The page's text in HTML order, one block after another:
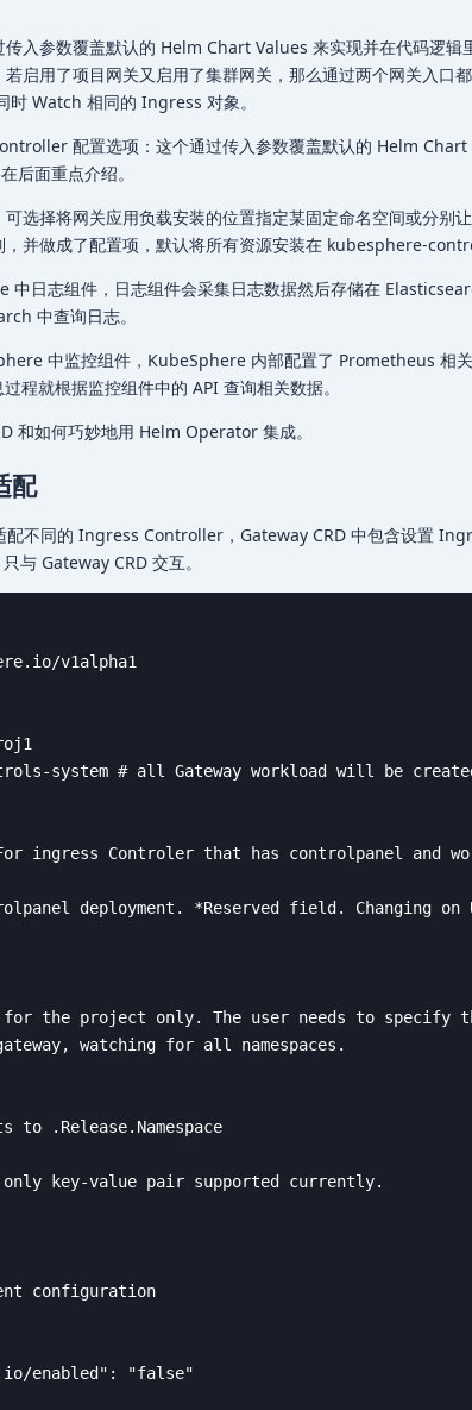
入参数覆盖默认的 Helm Chart Values 来实现并在代码逻辑
启用了项目网关又启用了集群网关，那么通过两个网关入口
Watch 相同的 Ingress 对象。
配置选项：这个通过传入参数覆盖默认的 Helm
后面重点介绍。
选择将网关应用负载安装的位置指定某固定命名空间或分别
并做成了配置项，默认将所有资源安装在 kubesphere-
中日志组件，日志组件会采集日志数据然后存储在
中查询日志。
中监控组件，KubeSphere 内部配置了 Prometheus 相
程就根据监控组件中的 API 查询相关数据。
和如何巧妙地用 Helm Operator 集成。
配
配不同的 Ingress Controller，Gateway CRD 中包含设置
与 Gateway CRD 交互。
v1alpha1
system # all Gateway workload will be
ingress Controler that has controlpanel and
deployment. *Reserved field. Changing on
the project only. The user needs to specify
watching for all namespaces.
to .Release.Namespace
key-value pair supported currently.
configuration
enabled": "false"